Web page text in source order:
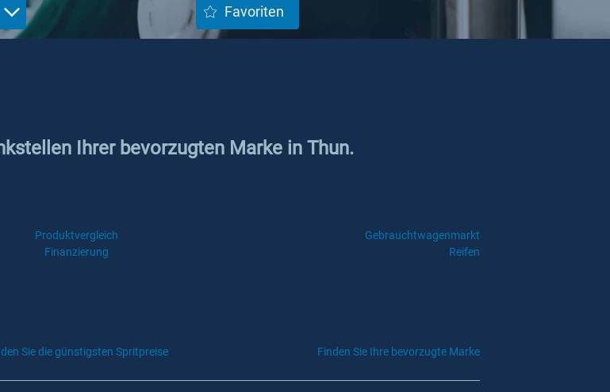
Favoriten
Ihrer bevorzugten Marke in Thun.
Produktvergleich
Gebrauchtwagenmarkt
Finanzierung
Reifen
Sie die günstigsten Spritpreise Finden Sie Ihre bevorzugte Marke